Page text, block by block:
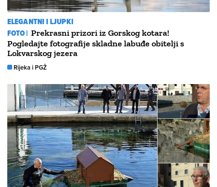
ELEGANTNI I LJUPKI
FOTO | Prekrasni prizori iz Gorskog kotara!
Pogledajte fotografije skladne labuđe obitelji s
Lokvarskog jezera
Rijeka i PGŽ